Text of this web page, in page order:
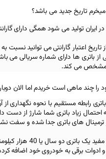
میخرم تاریخ جدید می باشد؟
ایران تولید می شود همگی دارای
تاریخ اعتبار گارانتی می توانید
باتری ها دارای شماره سریالی می
مشخص می کند.
را چند ماهی است خریدم اما الان
رابطه مستقیم با نحوه نگهداری
احتمال زیاد باتری شما شارژ از
ترمینال های باتری جدا شده و سفت
همچنین عمر مفید
ادوات برقی به خودروی خود اضافه